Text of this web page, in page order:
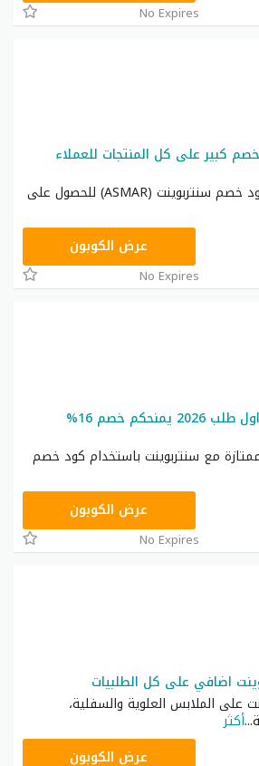
No Expires
كبير على كل المنتجات للعملاء
انتهز الفرصة واغتنم كود خصم سنتربوينت (ASMAR) للحصول على
ASMARعرض الكوبون
No Expires
كود خصم سنتربوينت اول طلب 2026 يمنحكم خصم 16%
مع سنتربوينت باستخدام كود خصم
عرض الكوبون
No Expires
اضافي على كل الطلبيات
على الملابس العلوية والسفلية،
...أكثر
ASMARعرض الكوبون